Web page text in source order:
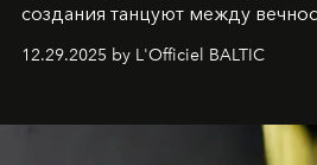
создания танцуют между
современностью.
12.29.2025 by L'Officiel BALTIC